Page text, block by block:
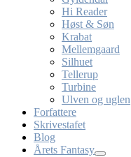
Hi Reader
Høst & Søn
Krabat
Mellemgaard
Silhuet
Tellerup
Turbine
Ulven og uglen
Forfattere
Skrivestafet
Blog
Årets Fantasy